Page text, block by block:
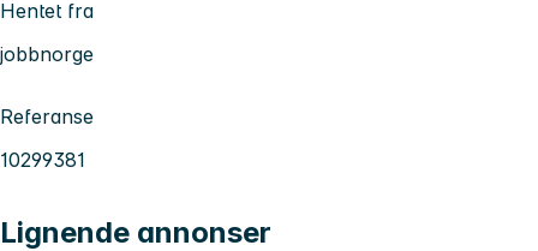
Hentet fra
jobbnorge
Referanse
10299381
Lignende annonser